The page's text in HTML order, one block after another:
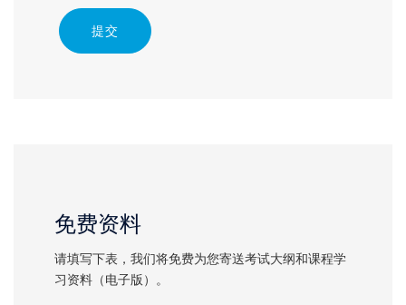
提交
免费资料
请填写下表，我们将免费为您寄送考试大纲和课程学
习资料（电子版）。